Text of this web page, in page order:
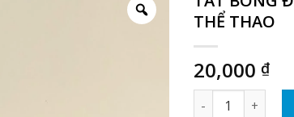
THỂ THAO
20,000 ₫
TẤT BÓNG ĐÁ